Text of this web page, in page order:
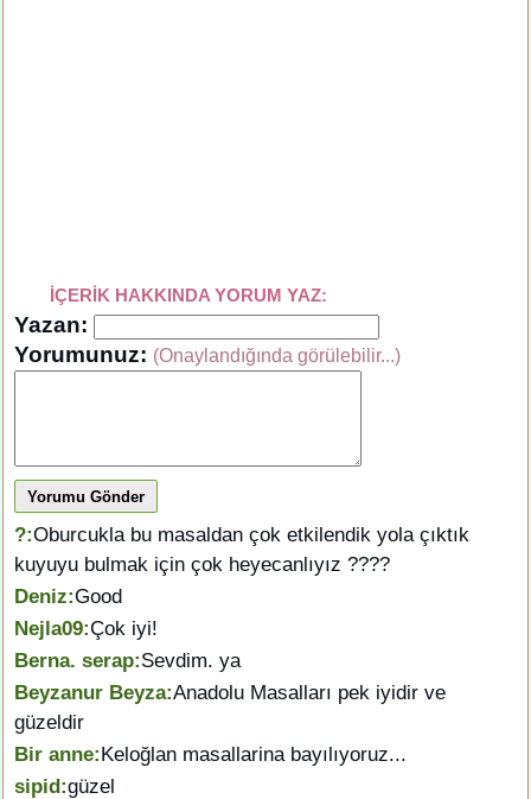
İÇERİK HAKKINDA YORUM YAZ:
Yazan:
Yorumunuz: (Onaylandığında görülebilir...)
Yorumu Gönder
?:Oburcukla bu masaldan çok etkilendik yola çıktık
kuyuyu bulmak için çok heyecanlıyız ????
Deniz:Good
Nejla09:Çok iyi!
Berna. serap:Sevdim. ya
Beyzanur Beyza:Anadolu Masalları pek iyidir ve
güzeldir
Bir anne:Keloğlan masallarina bayılıyoruz...
sipid:güzel